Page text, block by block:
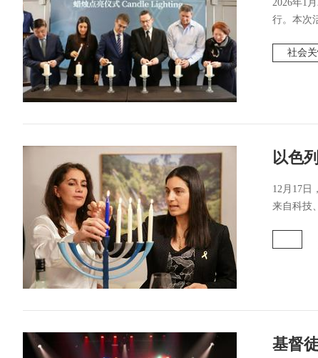
2026年1
行。本次
社会
以色
12月17日
来自科技
基督